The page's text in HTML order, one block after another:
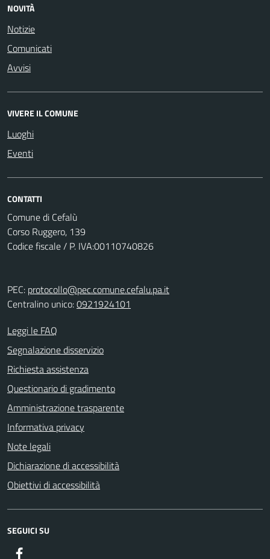
NOVITÀ
Notizie
Comunicati
Avvisi
VIVERE IL COMUNE
Luoghi
Eventi
CONTATTI
Comune di Cefalù
Corso Ruggero, 139
Codice fiscale / P. IVA:00110740826
PEC: protocollo@pec.comune.cefalu.pa.it
Centralino unico:0921924101
Leggi le FAQ
Segnalazione disservizio
Richiesta assistenza
Questionario di gradimento
Amministrazione trasparente
Informativa privacy
Note legali
Dichiarazione di accessibilità
Obiettivi di accessibilità
SEGUICI SU